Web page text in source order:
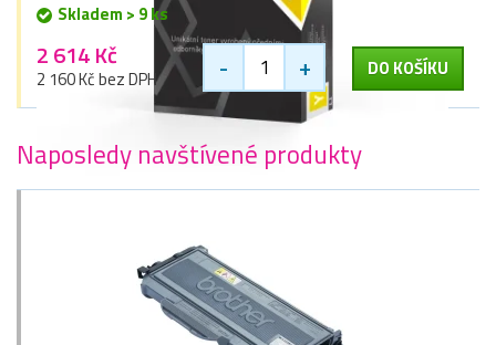
Skladem > 9 ks
2 614 Kč
2 160 Kč bez DPH - + DO KOŠÍKU
Naposledy navštívené produkty